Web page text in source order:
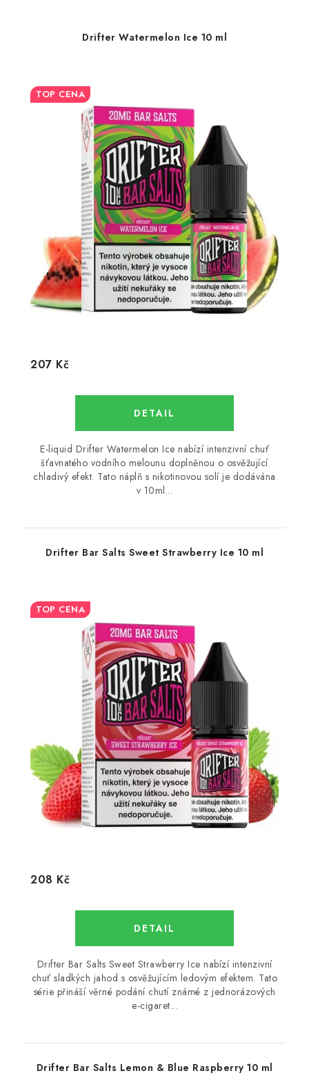
Drifter Watermelon Ice 10 ml
TOP CENA
207 Kč
E-liquid Drifter Watermelon Ice nabízí intenzivní chuť
šťavnatého vodního melounu doplněnou o osvěžující
chladivý efekt. Tato náplň s nikotinovou solí je dodávána
v 10ml...
Drifter Bar Salts Sweet Strawberry Ice 10 ml
TOP CENA
208 Kč
Drifter Bar Salts Sweet Strawberry Ice nabízí intenzivní
chuť sladkých jahod s osvěžujícím ledovým efektem. Tato
série přináší věrné podání chutí známé z jednorázových
e-cigaret...
Drifter Bar Salts Lemon & Blue Raspberry 10 ml